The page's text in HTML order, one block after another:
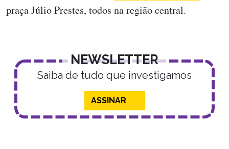
praça Júlio Prestes, todos na região central.
NEWSLETTER
Saiba de tudo que investigamos
ASSINAR